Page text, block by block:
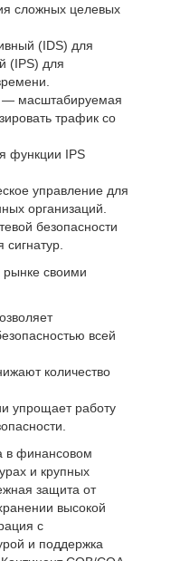
сложных целевых
(IDS) для
(IPS) для
— масштабируемая
трафик со
функции IPS
управление для
организаций.
безопасности
своими
всей
количество
упрощает работу
в финансовом
и крупных
защита от
высокой
с
и поддержка